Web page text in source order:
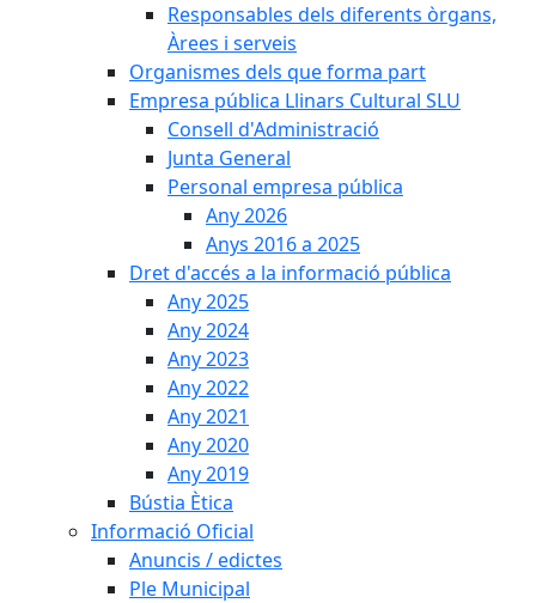
Responsables dels diferents òrgans,
Àrees i serveis
Organismes dels que forma part
Empresa pública Llinars Cultural SLU
Consell d'Administració
Junta General
Personal empresa pública
Any 2026
Anys 2016 a 2025
Dret d'accés a la informació pública
Any 2025
Any 2024
Any 2023
Any 2022
Any 2021
Any 2020
Any 2019
Bústia Ètica
Informació Oficial
Anuncis / edictes
Ple Municipal